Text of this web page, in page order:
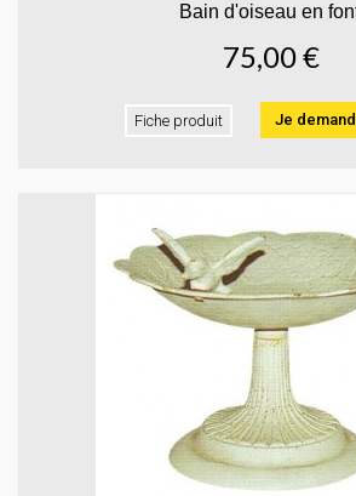
Bain d'oiseau en
75,00 €
Fiche produit Je